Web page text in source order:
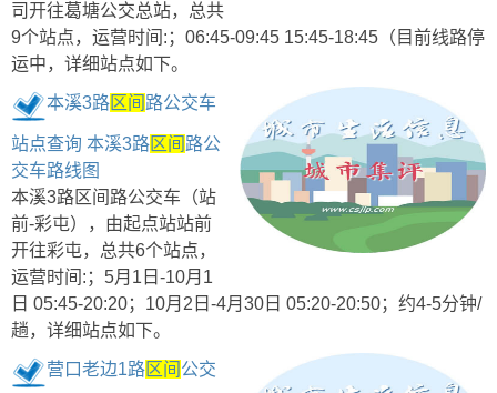
司开往葛塘公交总站，总共
9个站点，运营时间:；06:45-09:45 15:45-18:45（目前线路停
运中，详细站点如下。
本溪3路区间 路公交车
站点查询 本溪3路区间 路公
交车路线图
本溪3路区间路公交车（站
前-彩屯），由起点站站前
开往彩屯，总共6个站点，
运营时间:；5月1日-10月1
日 05:45-20:20；10月2日-4月30日 05:20-20:50；约4-5分钟/
趟，详细站点如下。
营口老边1路区间 公交